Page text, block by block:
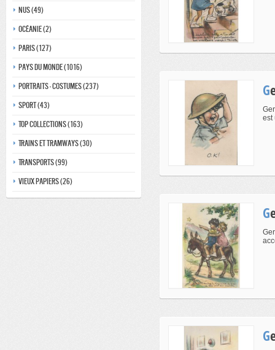
Nus (49)
Océanie (2)
Paris (127)
Pays du monde (1016)
Portraits - costumes (237)
Sport (43)
Top collections (163)
Trains et tramways (30)
Transports (99)
Vieux papiers (26)
est